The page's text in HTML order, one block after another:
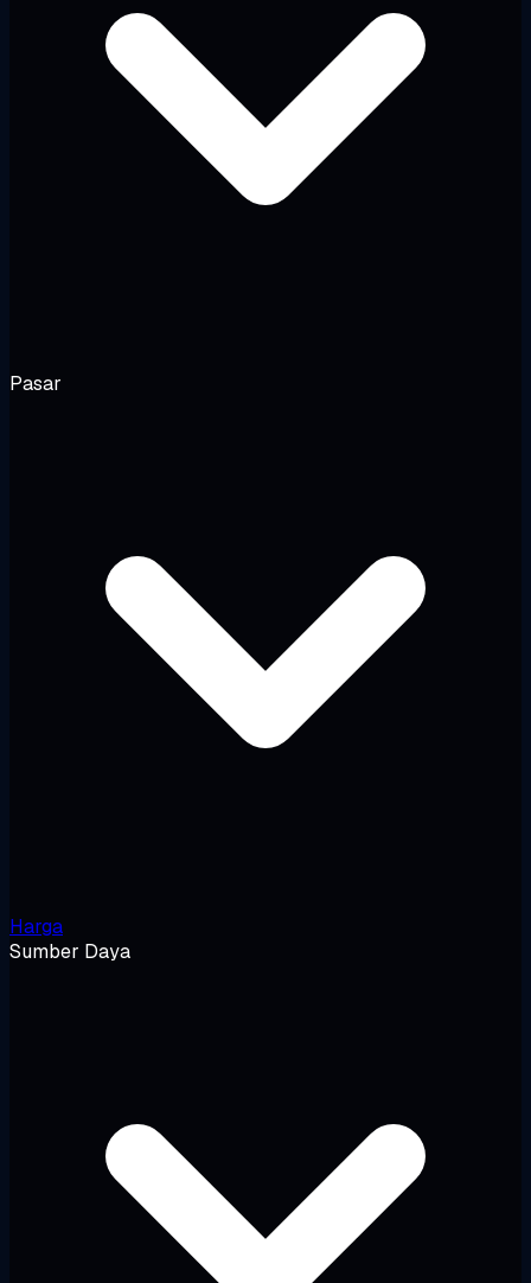
Pasar
Harga
Sumber Daya